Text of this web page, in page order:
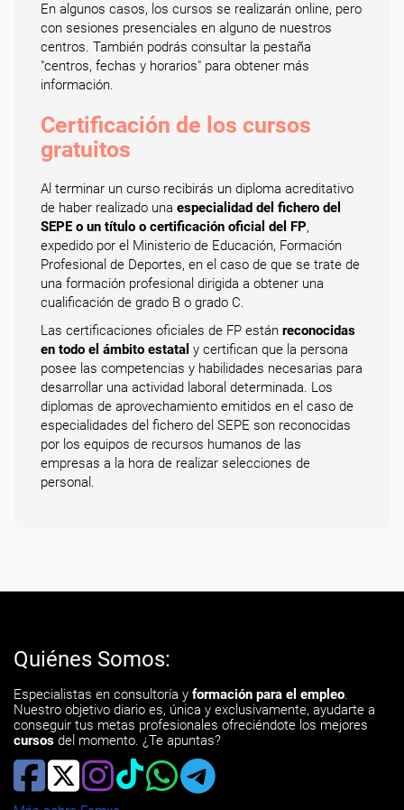
En algunos casos, los cursos se realizarán online, pero
con sesiones presenciales en alguno de nuestros
centros. También podrás consultar la pestaña
"centros, fechas y horarios" para obtener más
información.
Certificación de los cursos
gratuitos
Al terminar un curso recibirás un diploma acreditativo
de haber realizado una especialidad del fichero del
SEPE o un título o certificación oficial del FP,
expedido por el Ministerio de Educación, Formación
Profesional de Deportes, en el caso de que se trate de
una formación profesional dirigida a obtener una
cualificación de grado B o grado C.
Las certificaciones oficiales de FP están reconocidas
en todo el ámbito estatal y certifican que la persona
posee las competencias y habilidades necesarias para
desarrollar una actividad laboral determinada. Los
diplomas de aprovechamiento emitidos en el caso de
especialidades del fichero del SEPE son reconocidas
por los equipos de recursos humanos de las
empresas a la hora de realizar selecciones de
personal.
Quiénes Somos:
Especialistas en consultoría y formación para el empleo.
Nuestro objetivo diario es, única y exclusivamente, ayudarte a
conseguir tus metas profesionales ofreciéndote los mejores
cursos del momento. ¿Te apuntas?